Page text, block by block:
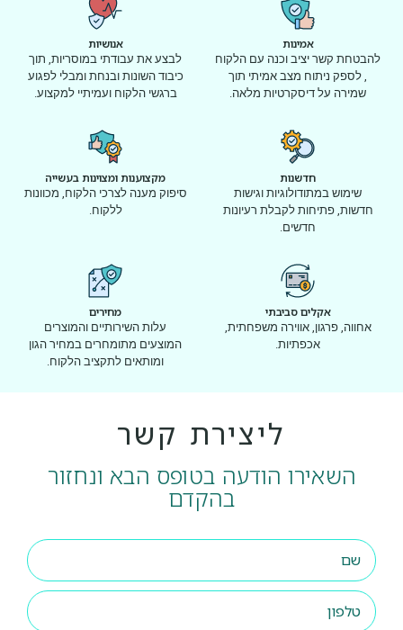
אמינות
להבטחת קשר יציב וכנה עם הלקוח
, לספק ניתוח מצב אמיתי תוך
שמירה על דיסקרטיות מלאה.
אנושיות
לבצע את עבודתי במוסריות, תוך
כיבוד השונות ובנחת ומבלי לפגוע
ברגשי הלקוח ועמיתיי למקצוע.
חדשנות
שימוש במתודולוגיות וגישות
חדשות, פתיחות לקבלת רעיונות
חדשים.
מקצוענות ומצוינות בעשייה
סיפוק מענה לצרכי הלקוח, מכוונות
ללקוח.
אקלים סביבתי
אחווה, פרגון, אווירה משפחתית,
אכפתיות.
מחירים
עלות השירותיים והמוצרים
המוצעים מתומחרים במחיר הגון
ומותאים לתקציב הלקוח.
ליצירת קשר
השאירו הודעה בטופס הבא ונחזור
בהקדם